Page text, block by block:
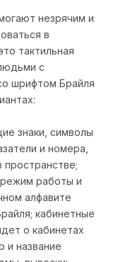
незрячим и
в
тактильная
с
шрифтом Брайля
знаки, символы
и номера,
режим работы и
алфавите
кабинетные
о кабинетах
и название